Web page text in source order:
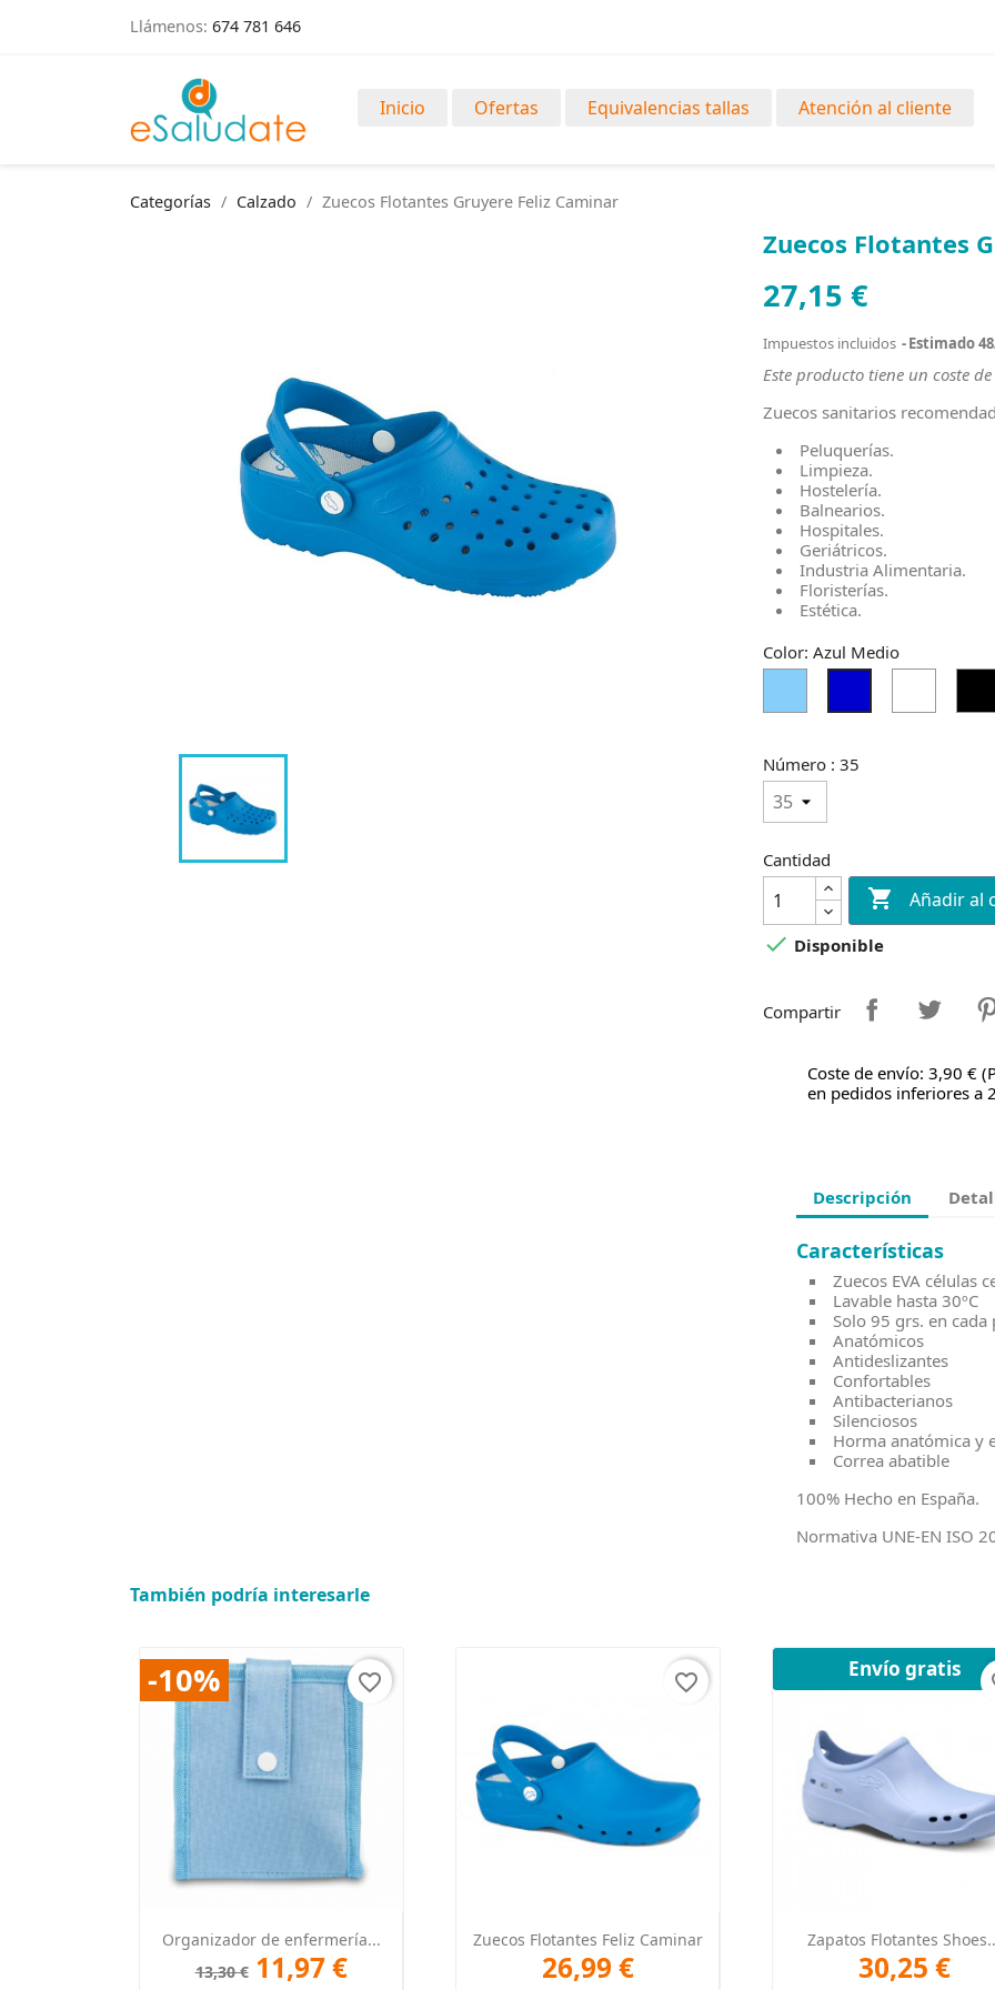
Llámenos: 674 781 646
Inicio Ofertas Equivalencias tallas Atención al cliente
Categorías Calzado Zuecos Flotantes Gruyere Feliz Caminar
Zuecos Flotantes
27,15 €
Impuestos incluidos Estimado
Este producto tiene un coste
Zuecos sanitarios
Peluquerías.
Limpieza.
Hostelería.
Balnearios.
Hospitales.
Geriátricos.
Industria Alimentaria.
Floristerías.
Estética.
Color: Azul Medio
Claro
Número : 35
Cantidad
 Añadir al
 Disponible
Compartir
Coste de envío: 3,90 €
en pedidos inferiores a
Descripción
Características
Zuecos EVA células
Lavable hasta 30ºC
Solo 95 grs. en cada
Anatómicos
Antideslizantes
Confortables
Antibacterianos
Silenciosos
Horma anatómica y
Correa abatible
100% Hecho en España.
Normativa UNE-EN ISO
También podría interesarle
Vista rápida
Organizador de enfermería...
13,30 € 11,97 €
-10% favorite_border
Vista rápida
Zuecos Flotantes Feliz Caminar
26,99 €
favorite_border
 Vista rápida
Zapatos Flotantes
30,25 €
Envío gratis